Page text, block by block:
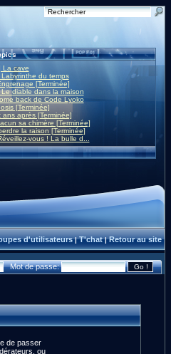
La cave
du temps
[Terminée]
diable dans la maison
back de Code Lyoko
[Terminée]
ans après [Terminée]
sa chimère [Terminée]
la raison [Terminée]
vous ! La bulle d...
d'utilisateurs|T'chat|Retour au site
Mot de passe:
de passer
ou